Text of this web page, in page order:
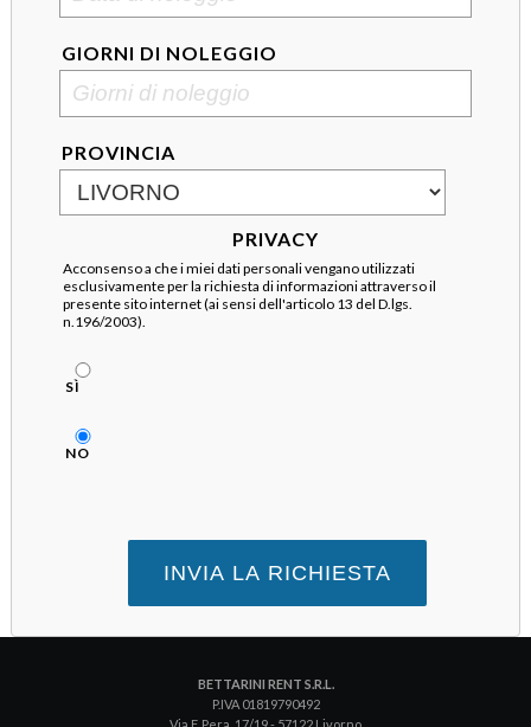
GIORNI DI NOLEGGIO
PROVINCIA
PRIVACY
Acconsenso a che i miei dati personali vengano utilizzati
esclusivamente per la richiesta di informazioni attraverso il
presente sito internet (ai sensi dell'articolo 13 del D.lgs.
n.196/2003).
SÌ
NO
BETTARINI RENT S.R.L.
P.IVA 01819790492
Via F. Pera, 17/19 - 57122 Livorno